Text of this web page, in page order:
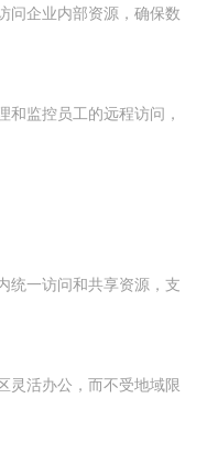
问企业内部资源，确保数
和监控员工的远程访问，
统一访问和共享资源，支
灵活办公，而不受地域限